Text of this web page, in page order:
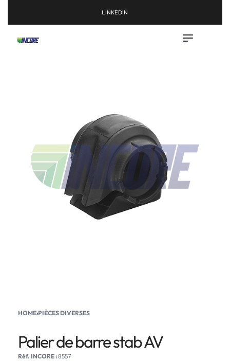
LINKEDIN
HOME›PIÈCES DIVERSES
Palier de barre stab AV
8557